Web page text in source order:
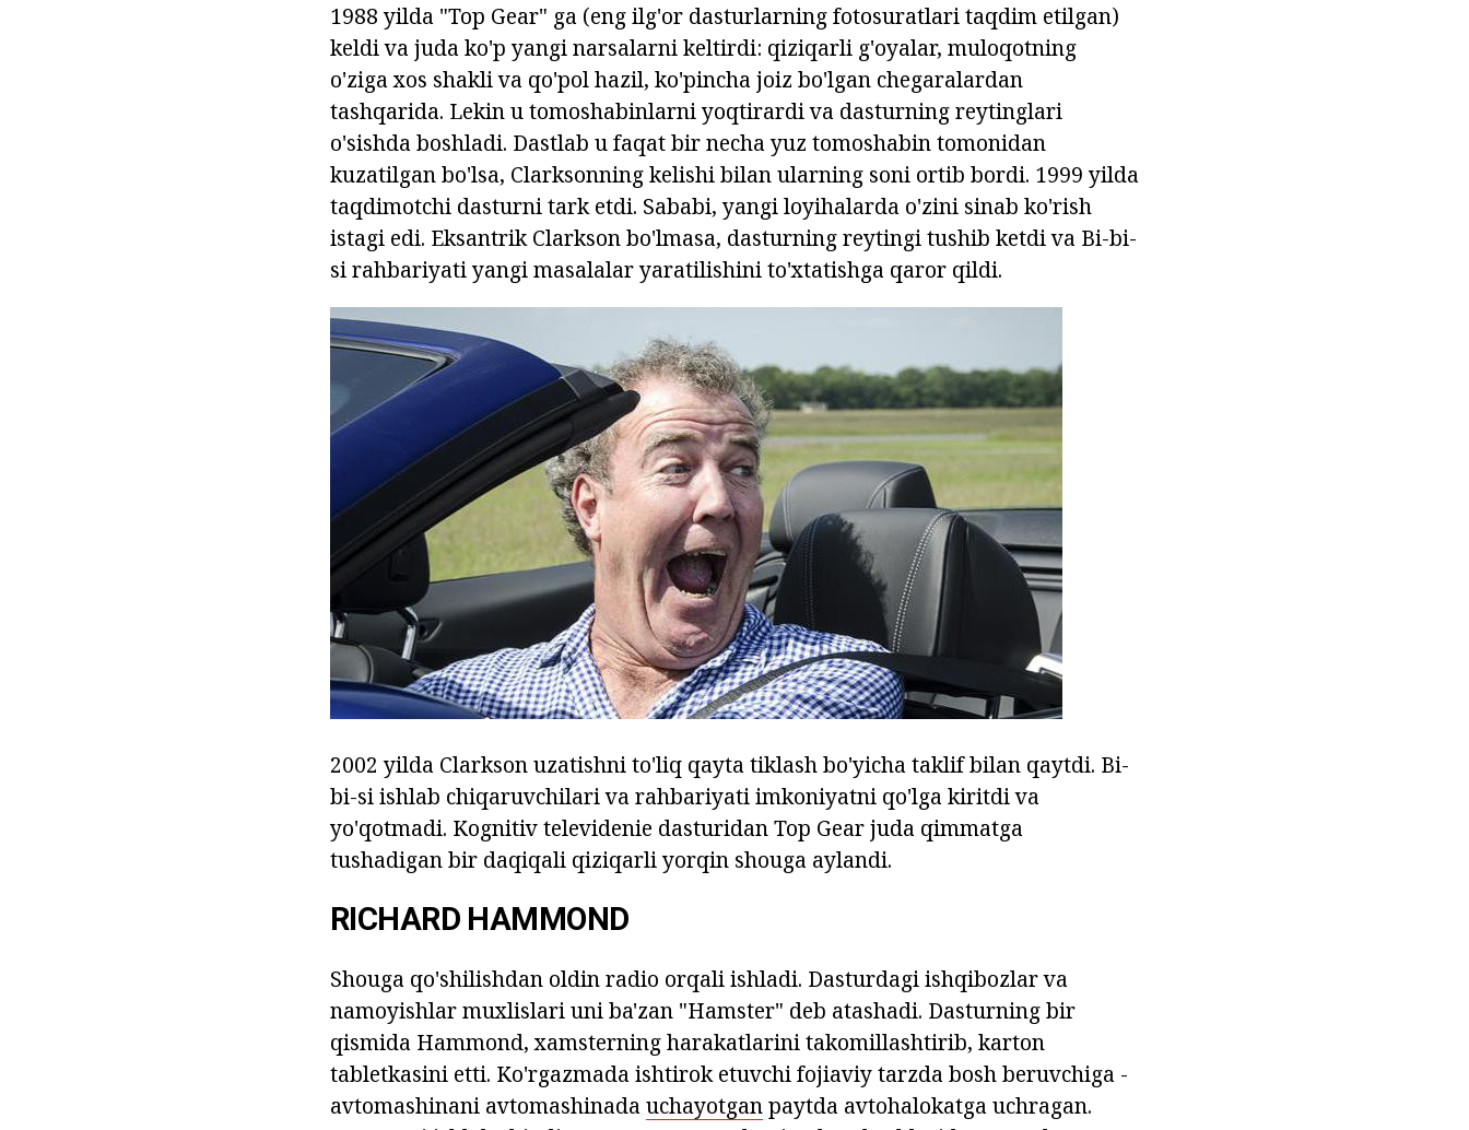
1988 yilda "Top Gear" ga (eng ilg'or dasturlarning fotosuratlari taqdim etilgan)
keldi va juda ko'p yangi narsalarni keltirdi: qiziqarli g'oyalar, muloqotning
o'ziga xos shakli va qo'pol hazil, ko'pincha joiz bo'lgan chegaralardan
tashqarida. Lekin u tomoshabinlarni yoqtirardi va dasturning reytinglari
o'sishda boshladi. Dastlab u faqat bir necha yuz tomoshabin tomonidan
kuzatilgan bo'lsa, Clarksonning kelishi bilan ularning soni ortib bordi. 1999 yilda
taqdimotchi dasturni tark etdi. Sababi, yangi loyihalarda o'zini sinab ko'rish
istagi edi. Eksantrik Clarkson bo'lmasa, dasturning reytingi tushib ketdi va Bi-bi-
si rahbariyati yangi masalalar yaratilishini to'xtatishga qaror qildi.
2002 yilda Clarkson uzatishni to'liq qayta tiklash bo'yicha taklif bilan qaytdi. Bi-
bi-si ishlab chiqaruvchilari va rahbariyati imkoniyatni qo'lga kiritdi va
yo'qotmadi. Kognitiv televidenie dasturidan Top Gear juda qimmatga
tushadigan bir daqiqali qiziqarli yorqin shouga aylandi.
RICHARD HAMMOND
Shouga qo'shilishdan oldin radio orqali ishladi. Dasturdagi ishqibozlar va
namoyishlar muxlislari uni ba'zan "Hamster" deb atashadi. Dasturning bir
qismida Hammond, xamsterning harakatlarini takomillashtirib, karton
tabletkasini etti. Ko'rgazmada ishtirok etuvchi fojiaviy tarzda bosh beruvchiga -
avtomashinani avtomashinadauchayotganpaytda avtohalokatga uchragan.